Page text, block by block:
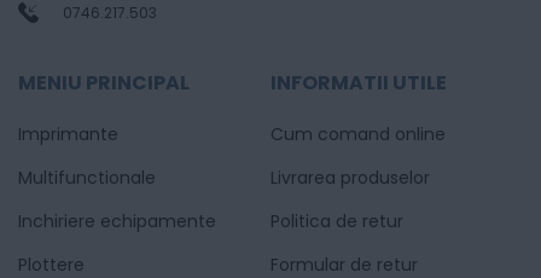
0746.217.503
MENIU PRINCIPAL
Imprimante
Multifunctionale
Inchiriere echipamente
Plottere
INFORMATII UTILE
Cum comand online
Livrarea produselor
Politica de retur
Formular de retur